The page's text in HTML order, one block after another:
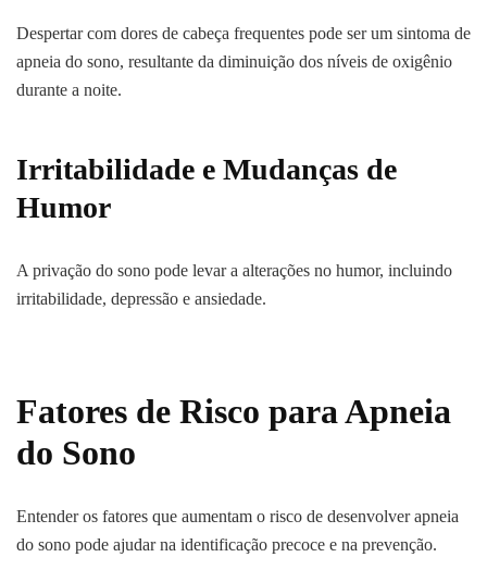
Despertar com dores de cabeça frequentes pode ser um sintoma de
apneia do sono, resultante da diminuição dos níveis de oxigênio
durante a noite.
Irritabilidade e Mudanças de
Humor
A privação do sono pode levar a alterações no humor, incluindo
irritabilidade, depressão e ansiedade.
Fatores de Risco para Apneia
do Sono
Entender os fatores que aumentam o risco de desenvolver apneia
do sono pode ajudar na identificação precoce e na prevenção.